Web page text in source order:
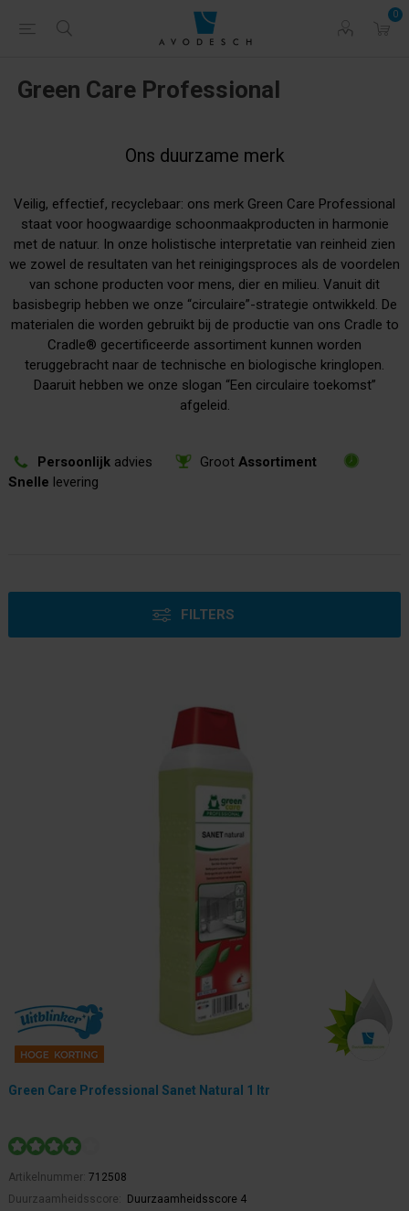
0
Green Care Professional
Ons duurzame merk
Veilig, effectief, recyclebaar: ons merk Green Care Professional
staat voor hoogwaardige schoonmaakproducten in harmonie
met de natuur. In onze holistische interpretatie van reinheid zien
we zowel de resultaten van het reinigingsproces als de voordelen
van schone producten voor mens, dier en milieu. Vanuit dit
basisbegrip hebben we onze “circulaire”-strategie ontwikkeld. De
materialen die worden gebruikt bij de productie van ons Cradle to
Cradle® gecertificeerde assortiment kunnen worden
teruggebracht naar de technische en biologische kringlopen.
Daaruit hebben we onze slogan “Een circulaire toekomst”
afgeleid.
Persoonlijk advies Groot Assortiment
Snelle levering
FILTERS
Green Care Professional Sanet Natural 1 ltr
Artikelnummer: 712508
Duurzaamheidsscore:
Duurzaamheidsscore 4